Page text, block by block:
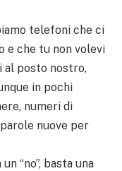
telefoni che ci
e che tu non volevi
al posto nostro,
in pochi
numeri di
nuove per
“no”, basta una